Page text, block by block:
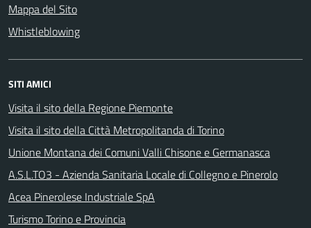
Mappa del Sito
Whistleblowing
SITI AMICI
Visita il sito della Regione Piemonte
Visita il sito della Città Metropolitanda di Torino
Unione Montana dei Comuni Valli Chisone e Germanasca
A.S.L.TO3 - Azienda Sanitaria Locale di Collegno e Pinerolo
Acea Pinerolese Industriale SpA
Turismo Torino e Provincia